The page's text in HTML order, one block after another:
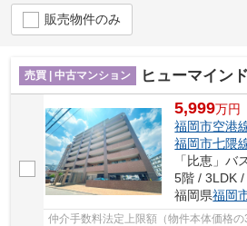
販売物件のみ
売買 | 中古マンション ヒューマインド博多駅東ネ
5,999万円
福岡市空港
福岡市七隈
「比恵」
5階 / 3LDK /
福岡県福岡
仲介手数料法定上限額（物件本体価格